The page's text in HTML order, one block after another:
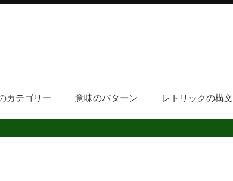
カテゴリー 意味のパターン レトリックの構文